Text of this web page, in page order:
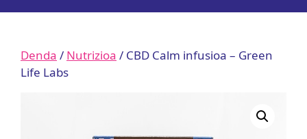
Denda / Nutrizioa / CBD Calm infusioa – Green
Life Labs